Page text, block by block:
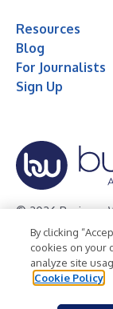
Resources
Blog
For Journalists
Sign Up
© 2026 Business
Privacy Policy
Terms of Use
By clicking
cookies on your
analyze site
Cookie Policy